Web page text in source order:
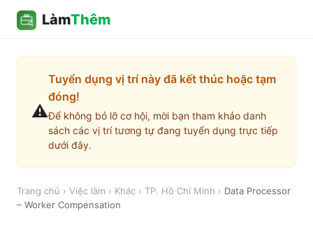
LàmThêm
⚠️
Tuyển dụng vị trí này đã kết thúc hoặc tạm
đóng!
Để không bỏ lỡ cơ hội, mời bạn tham khảo danh
sách các vị trí tương tự đang tuyển dụng trực tiếp
dưới đây.
Trang chủ › Việc làm › Khác › TP. Hồ Chí Minh › Data Processor
– Worker Compensation